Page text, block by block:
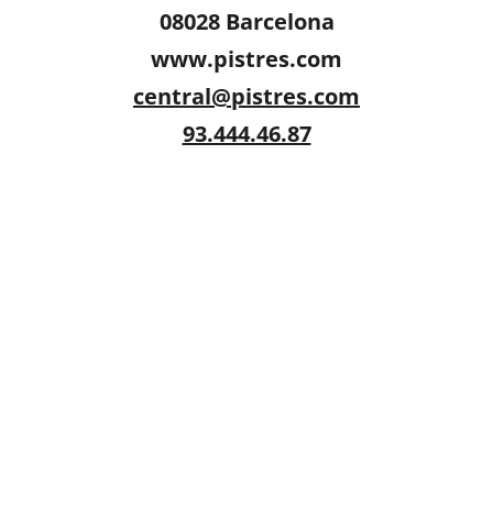
08028 Barcelona
www.pistres.com
central@pistres.com
93.444.46.87